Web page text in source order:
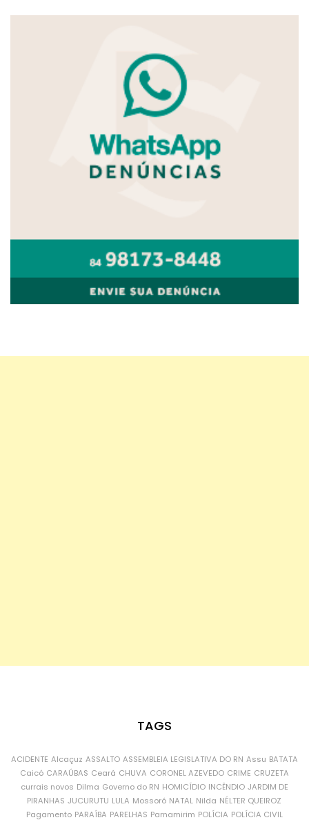
TAGS
ACIDENTE Alcaçuz ASSALTO ASSEMBLEIA LEGISLATIVA DO RN Assu BATATA
Caicó CARAÚBAS Ceará CHUVA CORONEL AZEVEDO CRIME CRUZETA
currais novos Dilma Governo do RN HOMICÍDIO INCÊNDIO JARDIM DE
PIRANHAS JUCURUTU LULA Mossoró NATAL Nilda NÉLTER QUEIROZ
Pagamento PARAÍBA PARELHAS Parnamirim POLÍCIA POLÍCIA CIVIL